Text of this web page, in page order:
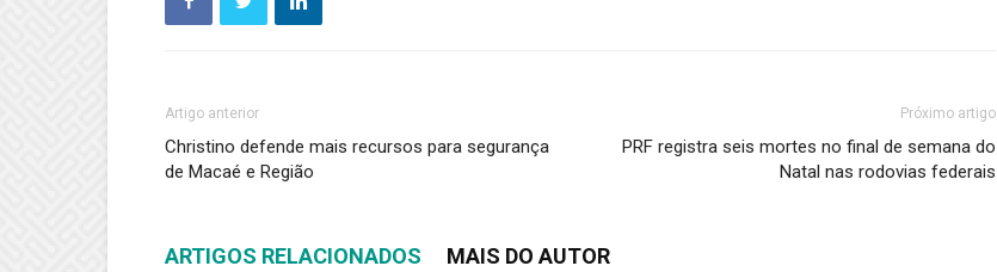
Artigo anterior
Christino defende mais recursos para segurança
de Macaé e Região
Próximo artigo
PRF registra seis mortes no final de semana do
Natal nas rodovias federais
ARTIGOS RELACIONADOS MAIS DO AUTOR